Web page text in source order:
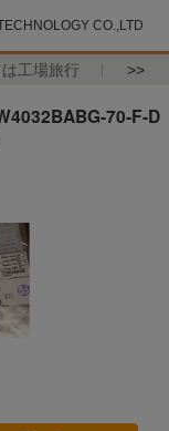
CO.,LTD
工場旅行 >>
70-F-D